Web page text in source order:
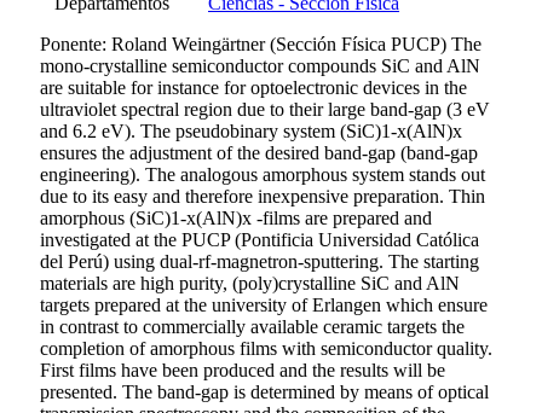
Ponente: Roland Weingärtner (Sección Física PUCP) The
mono-crystalline semiconductor compounds SiC and AlN
are suitable for instance for optoelectronic devices in the
ultraviolet spectral region due to their large band-gap (3 eV
and 6.2 eV). The pseudobinary system (SiC)1-x(AlN)x
ensures the adjustment of the desired band-gap (band-gap
engineering). The analogous amorphous system stands out
due to its easy and therefore inexpensive preparation. Thin
amorphous (SiC)1-x(AlN)x -films are prepared and
investigated at the PUCP (Pontificia Universidad Católica
del Perú) using dual-rf-magnetron-sputtering. The starting
materials are high purity, (poly)crystalline SiC and AlN
targets prepared at the university of Erlangen which ensure
in contrast to commercially available ceramic targets the
completion of amorphous films with semiconductor quality.
First films have been produced and the results will be
presented. The band-gap is determined by means of optical